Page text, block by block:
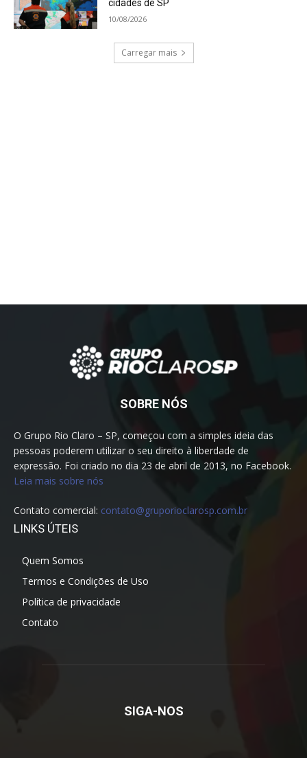
cidades de SP
10/08/2026
Carregar mais
SOBRE NÓS
O Grupo Rio Claro – SP, começou com a simples ideia das
pessoas poderem utilizar o seu direito à liberdade de
expressão. Foi criado no dia 23 de abril de 2013, no Facebook.
Leia mais sobre nós
Contato comercial: contato@gruporioclarosp.com.br
LINKS ÚTEIS
Quem Somos
Termos e Condições de Uso
Política de privacidade
Contato
SIGA-NOS